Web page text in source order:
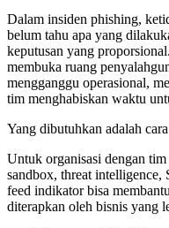
Dalam insiden phishing,
belum tahu apa yang
keputusan yang
membuka ruang
mengganggu operasional,
tim menghabiskan waktu
Yang dibutuhkan adalah
Untuk organisasi dengan
sandbox, threat
feed indikator bisa
diterapkan oleh bisnis yang